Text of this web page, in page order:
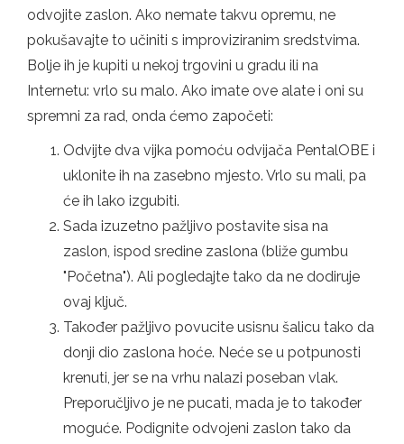
odvojite zaslon. Ako nemate takvu opremu, ne
pokušavajte to učiniti s improviziranim sredstvima.
Bolje ih je kupiti u nekoj trgovini u gradu ili na
Internetu: vrlo su malo. Ako imate ove alate i oni su
spremni za rad, onda ćemo započeti:
Odvijte dva vijka pomoću odvijača PentalOBE i
uklonite ih na zasebno mjesto. Vrlo su mali, pa
će ih lako izgubiti.
Sada izuzetno pažljivo postavite sisa na
zaslon, ispod sredine zaslona (bliže gumbu
"Početna"). Ali pogledajte tako da ne dodiruje
ovaj ključ.
Također pažljivo povucite usisnu šalicu tako da
donji dio zaslona hoće. Neće se u potpunosti
krenuti, jer se na vrhu nalazi poseban vlak.
Preporučljivo je ne pucati, mada je to također
moguće. Podignite odvojeni zaslon tako da